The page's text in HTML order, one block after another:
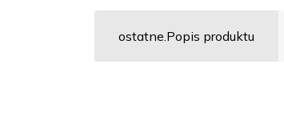
ostatne.Popis produktu